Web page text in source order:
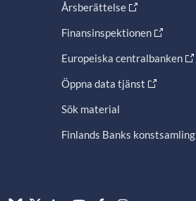
Årsberättelse
Finansinspektionen
Europeiska centralbanken
Öppna data tjänst
Sök material
Finlands Banks konstsamling